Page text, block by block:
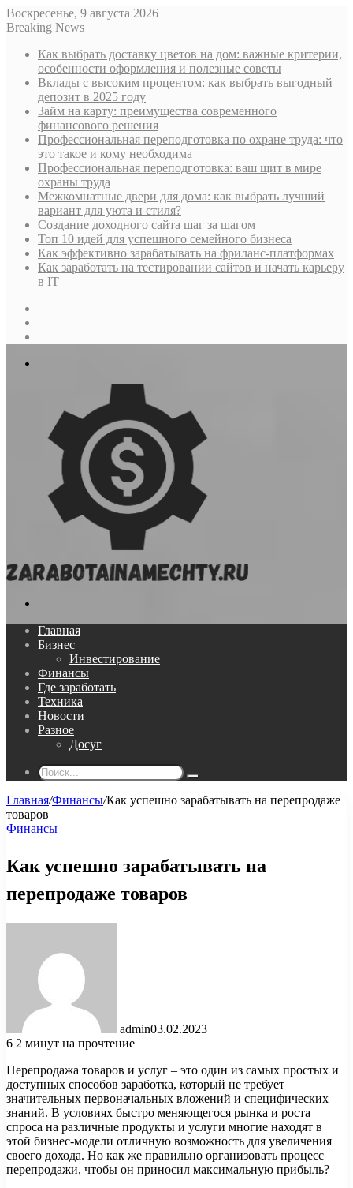
Воскресенье, 9 августа 2026
Breaking News
Как выбрать доставку цветов на дом: важные критерии,
особенности оформления и полезные советы
Вклады с высоким процентом: как выбрать выгодный
депозит в 2025 году
Займ на карту: преимущества современного
финансового решения
Профессиональная переподготовка по охране труда: что
это такое и кому необходима
Профессиональная переподготовка: ваш щит в мире
охраны труда
Межкомнатные двери для дома: как выбрать лучший
вариант для уюта и стиля?
Создание доходного сайта шаг за шагом
Топ 10 идей для успешного семейного бизнеса
Как эффективно зарабатывать на фриланс-платформах
Как заработать на тестировании сайтов и начать карьеру
в IT
Главная
Бизнес
Инвестирование
Финансы
Где заработать
Техника
Новости
Разное
Досуг
Поиск...
Главная/Финансы/Как успешно зарабатывать на перепродаже
товаров
Финансы
Как успешно зарабатывать на
перепродаже товаров
admin03.02.2023
6 2 минут на прочтение
Перепродажа товаров и услуг – это один из самых простых и
доступных способов заработка, который не требует
значительных первоначальных вложений и специфических
знаний. В условиях быстро меняющегося рынка и роста
спроса на различные продукты и услуги многие находят в
этой бизнес-модели отличную возможность для увеличения
своего дохода. Но как же правильно организовать процесс
перепродажи, чтобы он приносил максимальную прибыль?